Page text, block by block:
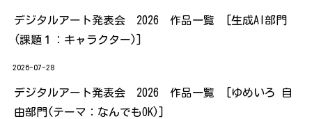
デジタルアート発表会 2026 作品一覧 [生成AI部門
(課題１：キャラクター)]
2026-07-28
デジタルアート発表会 2026 作品一覧 [ゆめいろ 自
由部門(テーマ：なんでもOK)]